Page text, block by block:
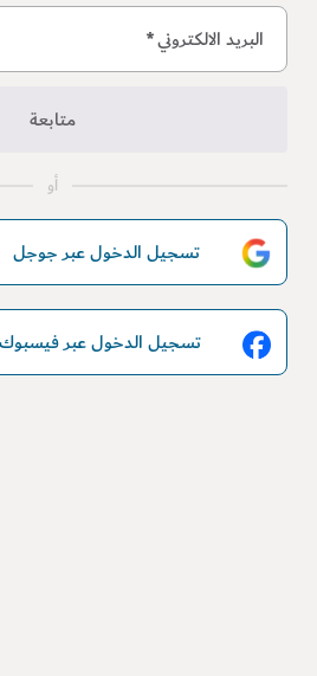
البريد الالكتروني*
متابعة
أو
تسجيل الدخول عبر جوجل
تسجيل الدخول عبر فيسبوك